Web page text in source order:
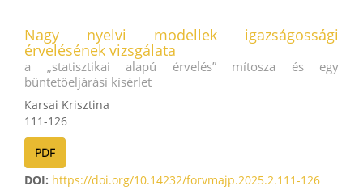
Nagy nyelvi modellek igazságossági
érvelésének vizsgálata
a „statisztikai alapú érvelés” mítosza és egy
büntetőeljárási kísérlet
Karsai Krisztina
111-126
PDF
DOI: https://doi.org/10.14232/forvmajp.2025.2.111-126